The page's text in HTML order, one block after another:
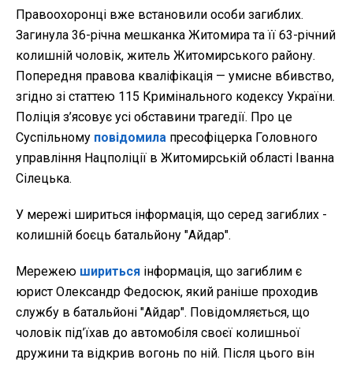
Правоохоронці вже встановили особи загиблих.
Загинула 36-річна мешканка Житомира та її 63-річний
колишній чоловік, житель Житомирського району.
Попередня правова кваліфікація — умисне вбивство,
згідно зі статтею 115 Кримінального кодексу України.
Поліція з’ясовує усі обставини трагедії. Про це
Суспільному повідомила пресофіцерка Головного
управління Нацполіції в Житомирській області Іванна
Сілецька.
У мережі шириться інформація, що серед загиблих -
колишній боєць батальйону "Айдар".
Мережею шириться інформація, що загиблим є
юрист Олександр Федосюк, який раніше проходив
службу в батальйоні "Айдар". Повідомляється, що
чоловік під’їхав до автомобіля своєї колишньої
дружини та відкрив вогонь по ній. Після цього він